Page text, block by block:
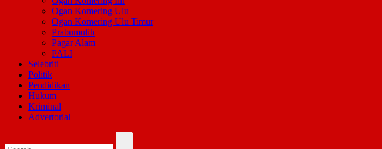
Ogan Komering Ulu
Ogan Komering Ulu Timur
Prabumulih
Pagar Alam
PALI
Selebriti
Politik
Pendidikan
Hukum
Kriminal
Advertorial